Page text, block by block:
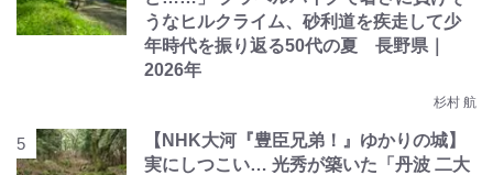
うなヒルクライム、砂利道を疾走して少
年時代を振り返る50代の夏 長野県｜
2026年
杉村 航
【NHK大河『豊臣兄弟！』ゆかりの城】
実にしつこい… 光秀が築いた「丹波 二大